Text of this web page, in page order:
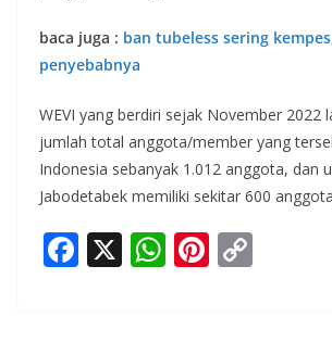
baca juga : ban tubeless sering
penyebabnya
WEVI yang berdiri sejak November 2022
jumlah total anggota/member yang
Indonesia sebanyak 1.012 anggota, dan
Jabodetabek memiliki sekitar 600 anggota
F X W Pi